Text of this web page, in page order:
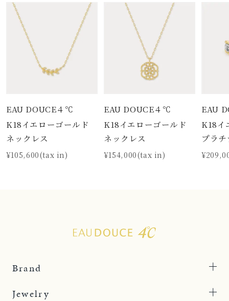
EAU DOUCE４℃
K18イエローゴールド
ネックレス
¥105,600(tax in)
EAU DOUCE４℃
K18イエローゴールド
ネックレス
¥154,000(tax in)
EAU
K18イ
プラ
Brand
Jewelry